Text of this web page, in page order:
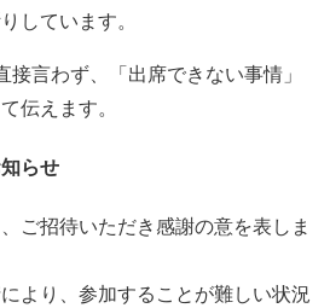
しています。
言わず、「出席できない事情」
伝えます。
らせ
ご招待いただき感謝の意を表しま
より、参加することが難しい状況